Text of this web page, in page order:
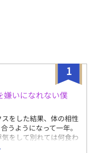
1
嫌いになれない僕
をした結果、体の相性
うようになって一年。
をして別れては何食わ
まって最後は顔以外は